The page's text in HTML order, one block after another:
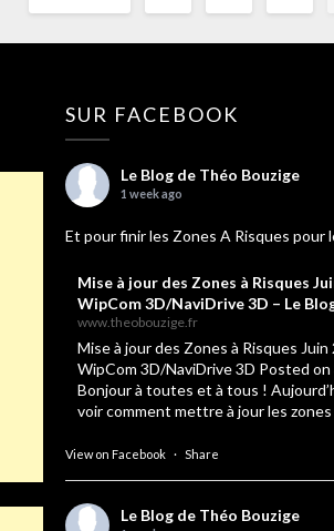
SUR FACEBOOK
Le Blog de Théo Bouzige
1 week ago
Et pour finir les Zones A Risques pour
Mise à jour des Zones à Risques
WipCom 3D/NaviDrive 3D – Le
www.theobouzige.fr
Mise à jour des Zones à Risques
WipCom 3D/NaviDrive 3D Posted
Bonjour à toutes et à tous !
voir comment mettre à jour les
View on Facebook · Share
Le Blog de Théo Bouzige